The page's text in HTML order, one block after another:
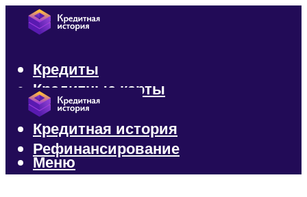
Кредиты
Кредитные карты
Микрозаймы
Кредитная история
Рефинансирование
Меню